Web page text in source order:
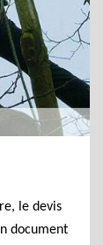
le devis
document